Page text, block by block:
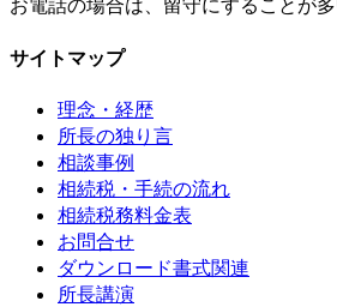
お電話の場合は、留守にすることが
サイトマップ
理念・経歴
所長の独り言
相談事例
相続税・手続の流れ
相続税務料金表
お問合せ
ダウンロード書式関連
所長講演